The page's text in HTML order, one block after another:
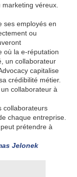
véreux.
ses employés en
ou
où la e-réputation
un collaborateur
capitalise
crédibilité métier.
collaborateur à
collaborateurs
chaque entreprise.
prétendre à
Jelonek